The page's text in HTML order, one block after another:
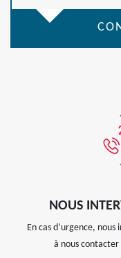
NOUS
En cas d’urgence,
à nous